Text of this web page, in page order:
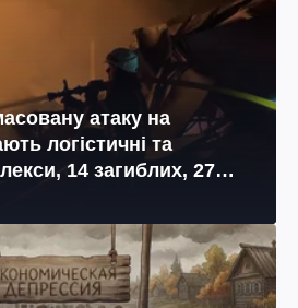
атаку на
логістичні та
14 загиблих, 27
відео)